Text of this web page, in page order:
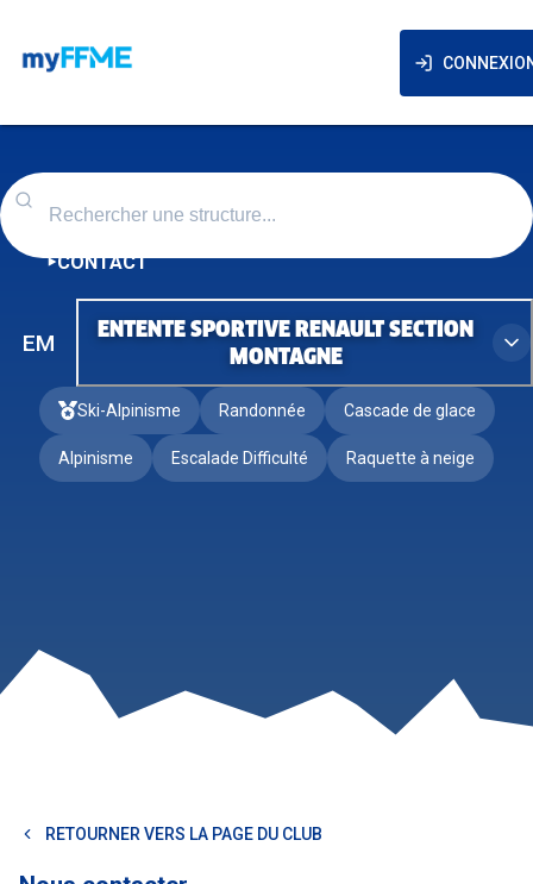
CONTACT
EM
ENTENTE SPORTIVE RENAULT SECTION
MONTAGNE
Ski-Alpinisme Randonnée Cascade de glace
Alpinisme Escalade Difficulté Raquette à neige
RETOURNER VERS LA PAGE DU CLUB